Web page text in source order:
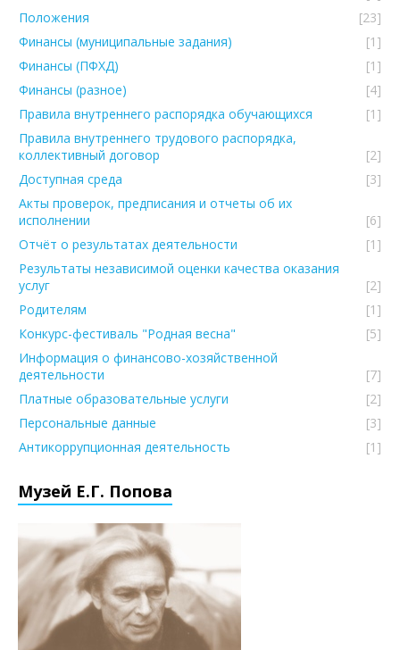
Положения
[23]
Финансы (муниципальные задания)
[1]
Финансы (ПФХД)
[1]
Финансы (разное)
[4]
Правила внутреннего распорядка обучающихся
[1]
Правила внутреннего трудового распорядка,
коллективный договор
[2]
Доступная среда
[3]
Акты проверок, предписания и отчеты об их
исполнении
[6]
Отчёт о результатах деятельности
[1]
Результаты независимой оценки качества оказания
услуг
[2]
Родителям
[1]
Конкурс-фестиваль "Родная весна"
[5]
Информация о финансово-хозяйственной
деятельности
[7]
Платные образовательные услуги
[2]
Персональные данные
[3]
Антикоррупционная деятельность
[1]
Музей Е.Г. Попова